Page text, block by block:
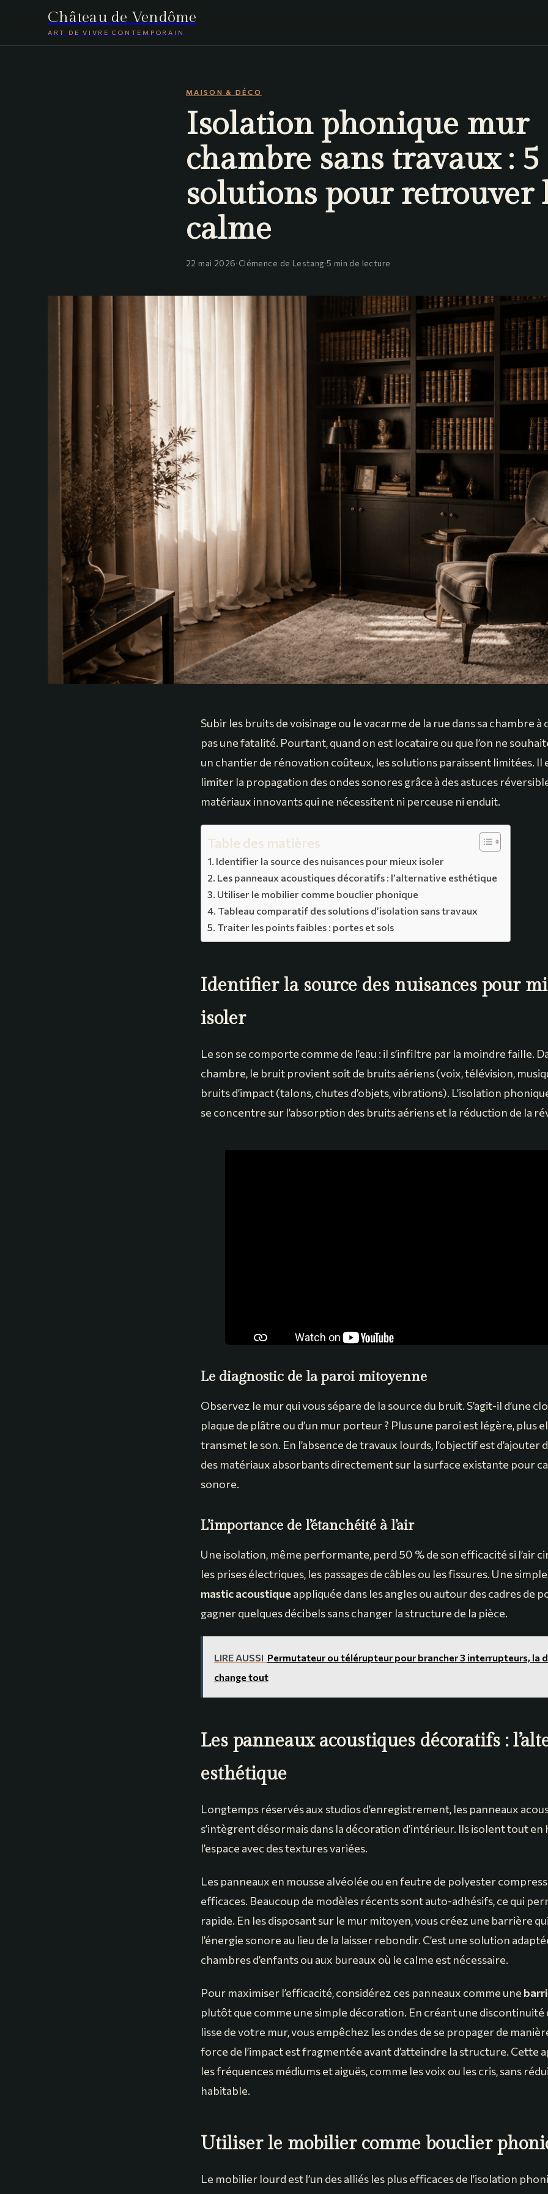
Château de Vendôme
ART DE VIVRE CONTEMPORAIN
MAISON & DÉCO
Isolation phonique mur
chambre sans travaux : 5
solutions pour retrouver
calme
22 mai 2026·Clémence de Lestang·5 min de lecture
Subir les bruits de voisinage ou le vacarme de la rue dans sa chambre à
pas une fatalité. Pourtant, quand on est locataire ou que l’on ne
un chantier de rénovation coûteux, les solutions paraissent limitées. Il
limiter la propagation des ondes sonores grâce à des astuces
matériaux innovants qui ne nécessitent ni perceuse ni enduit.
Table des matières
Identifier la source des nuisances pour mieux isoler
Les panneaux acoustiques décoratifs : l’alternative esthétique
Utiliser le mobilier comme bouclier phonique
Tableau comparatif des solutions d’isolation sans travaux
Traiter les points faibles : portes et sols
Identifier la source des nuisances pour
isoler
Le son se comporte comme de l’eau : il s’infiltre par la moindre faille.
chambre, le bruit provient soit de bruits aériens (voix, télévision,
bruits d’impact (talons, chutes d’objets, vibrations). L’isolation
se concentre sur l’absorption des bruits aériens et la réduction de la
Le diagnostic de la paroi mitoyenne
Observez le mur qui vous sépare de la source du bruit. S’agit-il d’une
plaque de plâtre ou d’un mur porteur ? Plus une paroi est légère, plus
transmet le son. En l’absence de travaux lourds, l’objectif est d’ajouter
des matériaux absorbants directement sur la surface existante pour
sonore.
L’importance de l’étanchéité à l’air
Une isolation, même performante, perd 50 % de son efficacité si l’air
les prises électriques, les passages de câbles ou les fissures. Une
mastic acoustiqueappliquée dans les angles ou autour des cadres de
gagner quelques décibels sans changer la structure de la pièce.
LIRE AUSSI Permutateur ou télérupteur pour brancher 3 interrupteurs, la
change tout
Les panneaux acoustiques décoratifs :
esthétique
Longtemps réservés aux studios d’enregistrement, les panneaux
s’intègrent désormais dans la décoration d’intérieur. Ils isolent tout
l’espace avec des textures variées.
Les panneaux en mousse alvéolée ou en feutre de polyester
efficaces. Beaucoup de modèles récents sont auto-adhésifs, ce qui
rapide. En les disposant sur le mur mitoyen, vous créez une barrière
l’énergie sonore au lieu de la laisser rebondir. C’est une solution
chambres d’enfants ou aux bureaux où le calme est nécessaire.
Pour maximiser l’efficacité, considérez ces panneaux comme une
plutôt que comme une simple décoration. En créant une discontinuité
lisse de votre mur, vous empêchez les ondes de se propager de
force de l’impact est fragmentée avant d’atteindre la structure. Cette
les fréquences médiums et aiguës, comme les voix ou les cris, sans
habitable.
Utiliser le mobilier comme bouclier
Le mobilier lourd est l’un des alliés les plus efficaces de l’isolation